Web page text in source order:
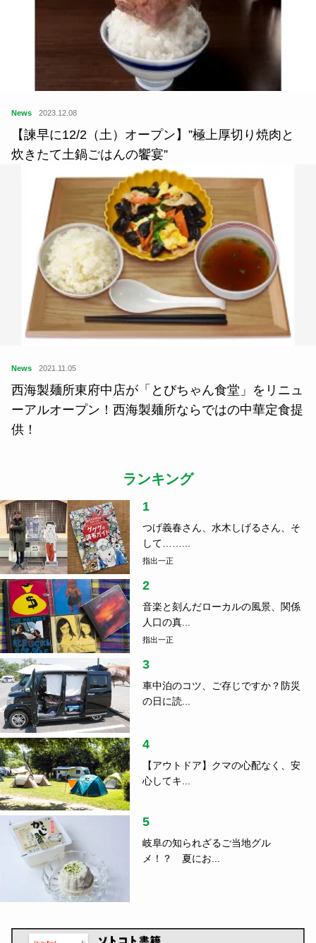
News 2023.12.08
【諫早に12/2（土）オープン】”極上厚切り焼肉と
炊きたて土鍋ごはんの饗宴”
News 2021.11.05
西海製麺所東府中店が「とびちゃん食堂」をリニュ
ーアルオープン！西海製麺所ならではの中華定食提
供！
ランキング
1
つげ義春さん、水木しげるさん、そ
して……...
指出一正
2
音楽と刻んだローカルの風景、関係
人口の真...
指出一正
3
車中泊のコツ、ご存じですか？防災
の日に読...
4
【アウトドア】クマの心配なく、安
心してキ...
5
岐阜の知られざるご当地グル
メ！？ 夏にお...